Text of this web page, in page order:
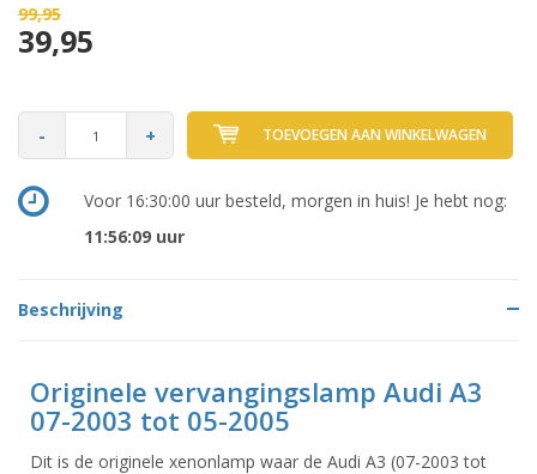
99,95
39,95
- + TOEVOEGEN AAN WINKELWAGEN
Voor 16:30:00 uur besteld, morgen in huis! Je hebt nog:
11:56:09uur
Beschrijving
Originele vervangingslamp Audi A3
07-2003 tot 05-2005
Dit is de originele xenonlamp waar de Audi A3 (07-2003 tot